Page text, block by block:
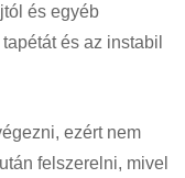
és egyéb
és az instabil
ezért nem
felszerelni, mivel